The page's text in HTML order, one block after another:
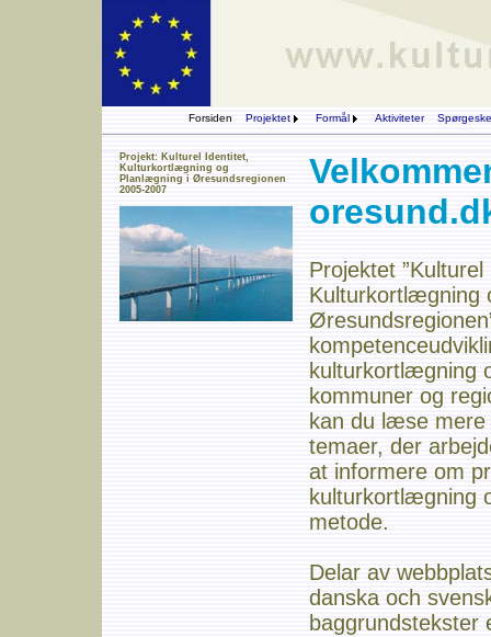
Forsiden Projektet Formål Aktiviteter
Projekt: Kulturel Identitet,
Kulturkortlægning og
Planlægning i Øresundsregionen
2005-2007
Projektet
Kulturkortlægning
kulturkortlægning
kommuner og
kan du læse
temaer, der
at informere om
kulturkortlægning
metode.
Delar av
danska och
baggrundstekster